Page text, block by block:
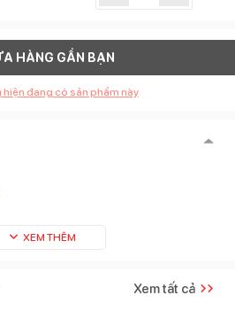
HÀNG GẦN BẠN
hiện đang có sản phẩm này
XEM THÊM
Xem tất cả